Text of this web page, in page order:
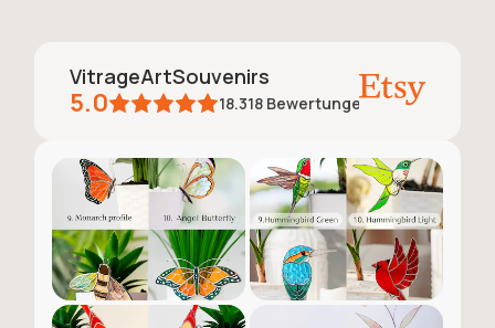
VitrageArtSouvenirs
5.0 18.318 Bewertungen